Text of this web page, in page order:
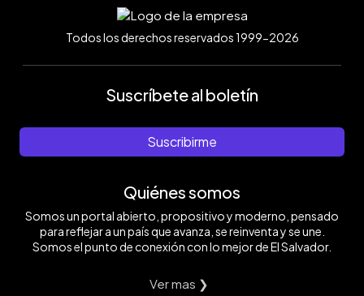
Todos los derechos reservados 1999-2026
Suscríbete al boletín
Suscribirme
Quiénes somos
Somos un portal abierto, propositivo y moderno, pensado
para reflejar a un país que avanza, se reinventa y se une.
Somos el punto de conexión con lo mejor de El Salvador.
Ver mas ❯